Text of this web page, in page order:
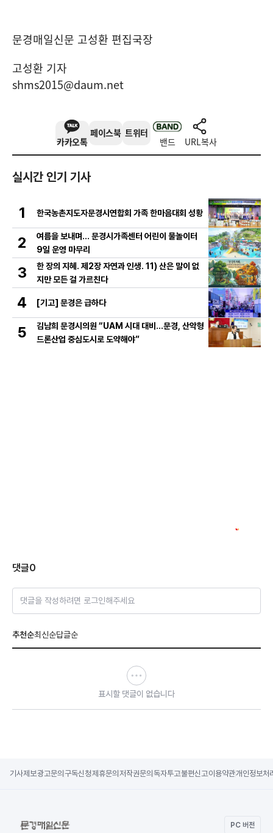
문경매일신문 고성환 편집국장
고성환 기자
shms2015@daum.net
카카오톡
페이스북 트위터
밴드 URL복사
실시간 인기 기사
1 한국농촌지도자문경시연합회 가족 한마음대회 성황
2
여름을 보내며… 문경시가족센터 어린이 물놀이터
9일 운영 마무리
3
한 장의 지혜. 제2장 자연과 인생. 11) 산은 말이 없
지만 모든 걸 가르친다
4 [기고] 문경은 급하다
5
김남희 문경시의원 “UAM 시대 대비…문경, 산악형
드론산업 중심도시로 도약해야”
댓글0
댓글을 작성하려면 로그인해주세요
추천순최신순답글순
표시할 댓글이 없습니다
기사제보광고문의 구독신청제휴문의 저작권문의 독자투고불편신고이용약관개인정보처
PC 버전